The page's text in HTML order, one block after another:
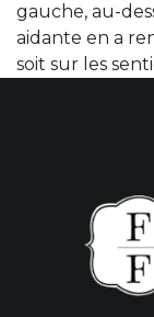
gauche, au-
aidante en a
soit sur les